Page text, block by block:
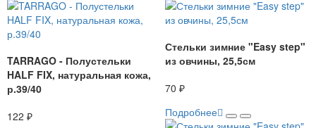
TARRAGO - Полустельки
HALF FIX, натуральная кожа,
р.39/40
122 ₽
Стельки зимние "Easy step"
из овчины, 25,5см
70 ₽
Подробнее